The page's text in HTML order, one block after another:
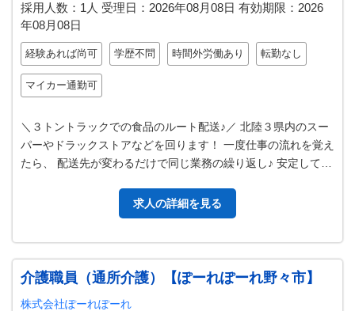
採用人数：1人 受理日： 2026年08月08日 有効期限： 2026
年08月08日
経験あれば尚可 学歴不問 時間外労働あり 転勤なし
マイカー通勤可
＼３トントラックでの食品のルート配送♪／ 北陸３県内のスー
パーやドラックストアなどを回ります！ 一度仕事の流れを覚え
たら、 配送先が変わるだけで同じ業務の繰り返し♪ 安定して働
求人の詳細を見る
介護職員（通所介護）【ぽーれぽーれ野々市】
株式会社ぽーれぽーれ